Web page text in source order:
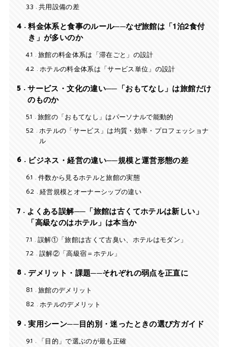
3.3 共用設備の差
4
料金体系と食事のルール──なぜ旅館は「1泊2食付
き」が多いのか
4.1
旅館の料金体系は「滞在ごと」の設計
4.2 ホテルの料金体系は「サービス単位」の設計
5
サービス・文化の違い──「おもてなし」は旅館だけ
のものか
5.1
旅館の「おもてなし」はパーソナルで能動的
5.2 ホテルの「サービス」は均質・効率・プロフェッショナ
ル
6
ビジネス・経営の違い──規模と運営形態の差
6.1
件数から見るホテルと旅館の実態
6.2 経営規模とオーナーシップの違い
7
よくある誤解──「旅館は古くてホテルは新しい」
「高級なのはホテル」は本当か
7.1
誤解①「旅館は古くて古臭い、ホテルはモダン」
7.2 誤解②「高級宿＝ホテル」
8
デメリット・課題──それぞれの弱点を正直に
8.1
旅館のデメリット
8.2 ホテルのデメリット
9
実用シーン──目的別・迷ったときの選び方ガイド
9.1
「目的」で選ぶのが最も正確